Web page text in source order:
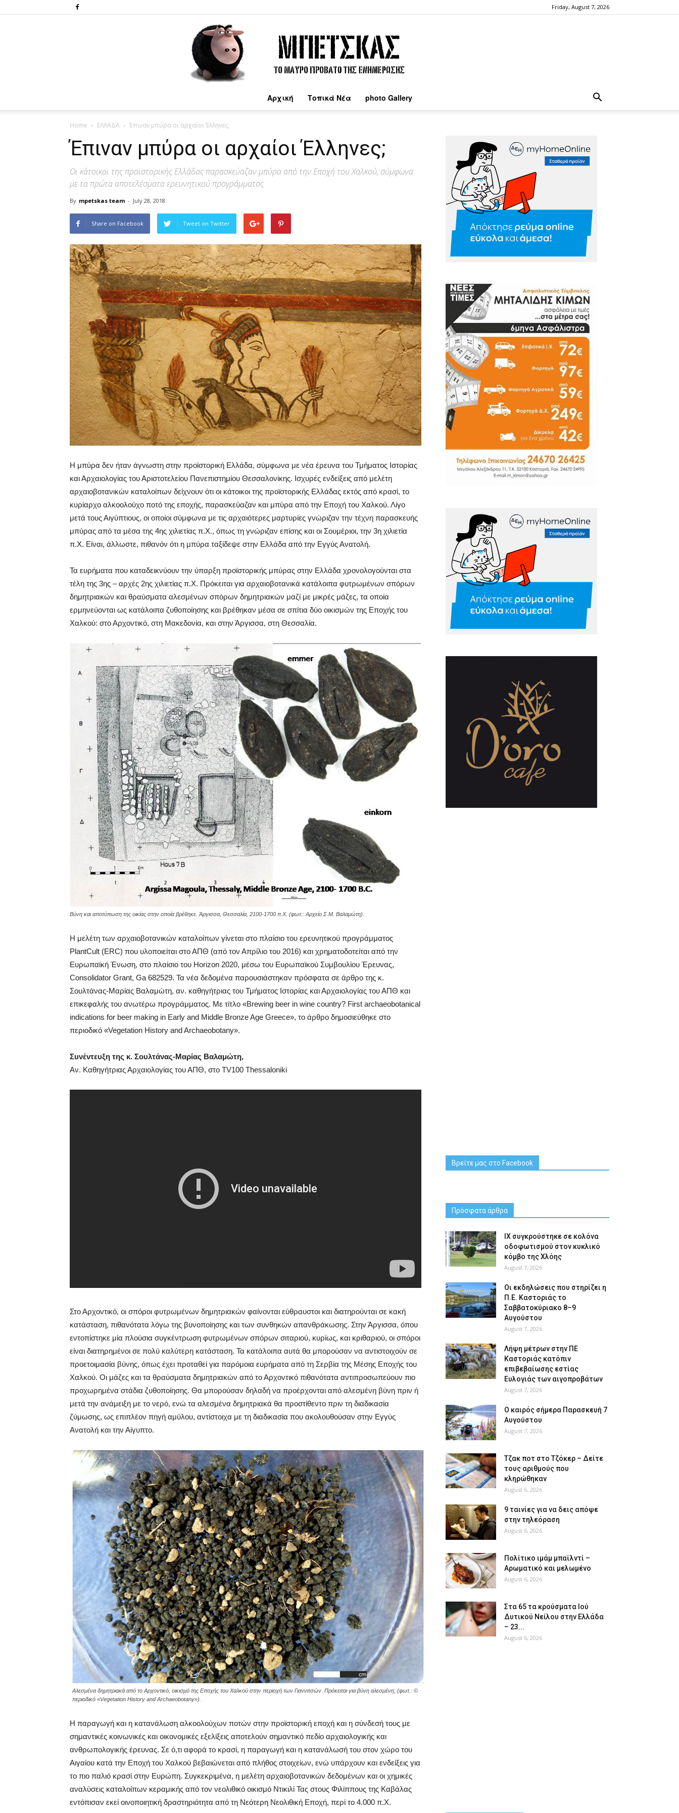
Friday, August 7, 2026
Αρχική Τοπικά Νέα photo Gallery
Home ΕΛΛΑΔΑ Έπιναν μπύρα οι αρχαίοι Έλληνες;
Έπιναν μπύρα οι αρχαίοι Έλληνες;
Οι κάτοικοι της προϊστορικής Ελλάδας παρασκεύαζαν μπύρα από την Εποχή του Χαλκού, σύμφωνα
με τα πρώτα αποτελέσματα ερευνητικού προγράμματος
By mpetskas team - July 28, 2018
Share on Facebook Tweet on Twitter
Η μπύρα δεν ήταν άγνωστη στην προϊστορική Ελλάδα, σύμφωνα με νέα έρευνα του Τμήματος Ιστορίας
και Αρχαιολογίας του Αριστοτελείου Πανεπιστημίου Θεσσαλονίκης. Ισχυρές ενδείξεις από μελέτη
αρχαιοβοτανικών καταλοίπων δείχνουν ότι οι κάτοικοι της προϊστορικής Ελλάδας εκτός από κρασί, το
κυρίαρχο αλκοολούχο ποτό της εποχής, παρασκεύαζαν και μπύρα από την Εποχή του Χαλκού. Λίγο
μετά τους Αιγύπτιους, οι οποίοι σύμφωνα με τις αρχαιότερες μαρτυρίες γνώριζαν την τέχνη παρασκευής
μπύρας από τα μέσα της 4ης χιλιετίας π.Χ., όπως τη γνώριζαν επίσης και οι Σουμέριοι, την 3η χιλιετία
π.Χ. Είναι, άλλωστε, πιθανόν ότι η μπύρα ταξίδεψε στην Ελλάδα από την Εγγύς Ανατολή.
Τα ευρήματα που καταδεικνύουν την ύπαρξη προϊστορικής μπύρας στην Ελλάδα χρονολογούνται στα
τέλη της 3ης – αρχές 2ης χιλιετίας π.Χ. Πρόκειται για αρχαιοβοτανικά κατάλοιπα φυτρωμένων σπόρων
δημητριακών και θραύσματα αλεσμένων σπόρων δημητριακών μαζί με μικρές μάζες, τα οποία
ερμηνεύονται ως κατάλοιπα ζυθοποίησης και βρέθηκαν μέσα σε σπίτια δύο οικισμών της Εποχής του
Χαλκού: στο Αρχοντικό, στη Μακεδονία, και στην Άργισσα, στη Θεσσαλία.
Βύνη και αποτύπωση της οικίας στην οποία βρέθηκε. Άργισσα, Θεσσαλία, 2100-1700 π.Χ. (φωτ.: Αρχείο Σ.Μ. Βαλαμώτη).
Η μελέτη των αρχαιοβοτανικών καταλοίπων γίνεται στο πλαίσιο του ερευνητικού προγράμματος
PlantCult (ERC) που υλοποιείται στο ΑΠΘ (από τον Απρίλιο του 2016) και χρηματοδοτείται από την
Ευρωπαϊκή Ένωση, στο πλαίσιο του Horizon 2020, μέσω του Ευρωπαϊκού Συμβουλίου Έρευνας,
Consolidator Grant, Ga 682529. Τα νέα δεδομένα παρουσιάστηκαν πρόσφατα σε άρθρο της κ.
Σουλτάνας-Μαρίας Βαλαμώτη, αν. καθηγήτριας του Τμήματος Ιστορίας και Αρχαιολογίας του ΑΠΘ και
επικεφαλής του ανωτέρω προγράμματος. Με τίτλο «Brewing beer in wine country? First archaeobotanical
indications for beer making in Early and Middle Bronze Age Greece», το άρθρο δημοσιεύθηκε στο
περιοδικό «Vegetation History and Archaeobotany».
Συνέντευξη της κ. Σουλτάνας-Μαρίας Βαλαμώτη,
Αν. Καθηγήτριας Αρχαιολογίας του ΑΠΘ, στο TV100 Thessaloniki
Στο Αρχοντικό, οι σπόροι φυτρωμένων δημητριακών φαίνονται εύθραυστοι και διατηρούνται σε κακή
κατάσταση, πιθανότατα λόγω της βυνοποίησης και των συνθηκών απανθράκωσης. Στην Άργισσα, όπου
εντοπίστηκε μία πλούσια συγκέντρωση φυτρωμένων σπόρων σιταριού, κυρίως, και κριθαριού, οι σπόροι
είναι διατηρημένοι σε πολύ καλύτερη κατάσταση. Τα κατάλοιπα αυτά θα μπορούσαν να αντιστοιχούν σε
προετοιμασία βύνης, όπως έχει προταθεί για παρόμοια ευρήματα από τη Σερβία της Μέσης Εποχής του
Χαλκού. Οι μάζες και τα θραύσματα δημητριακών από το Αρχοντικό πιθανότατα αντιπροσωπεύουν πιο
προχωρημένα στάδια ζυθοποίησης. Θα μπορούσαν δηλαδή να προέρχονται από αλεσμένη βύνη πριν ή
μετά την ανάμειξη με το νερό, ενώ τα αλεσμένα δημητριακά θα προστίθεντο πριν τη διαδικασία
ζύμωσης, ως επιπλέον πηγή αμύλου, αντίστοιχα με τη διαδικασία που ακολουθούσαν στην Εγγύς
Ανατολή και την Αίγυπτο.
Αλεσμένα δημητριακά από το Αρχοντικό, οικισμό της Εποχής του Χαλκού στην περιοχή των Γιαννιτσών. Πρόκειται για βύνη αλεσμένη; (φωτ.: ©
περιοδικό «Vegetation History and Archaeobotany»).
Η παραγωγή και η κατανάλωση αλκοολούχων ποτών στην προϊστορική εποχή και η σύνδεσή τους με
σημαντικές κοινωνικές και οικονομικές εξελίξεις αποτελούν σημαντικό πεδίο αρχαιολογικής και
ανθρωπολογικής έρευνας. Σε ό,τι αφορά το κρασί, η παραγωγή και η κατανάλωσή του στον χώρο του
Αιγαίου κατά την Εποχή του Χαλκού βεβαιώνεται από πλήθος στοιχείων, ενώ υπάρχουν και ενδείξεις για
το πιο παλιό κρασί στην Ευρώπη. Συγκεκριμένα, η μελέτη αρχαιοβοτανικών δεδομένων και οι χημικές
αναλύσεις καταλοίπων κεραμικής από τον νεολιθικό οικισμό Ντικιλί Τας στους Φιλίππους της Καβάλας
εντόπισαν εκεί οινοποιητική δραστηριότητα από τη Νεότερη Νεολιθική Εποχή, περί το 4.000 π.Χ.
Βρείτε μας στο Facebook
Πρόσφατα άρθρα
ΙΧ συγκρούστηκε σε κολόνα
οδοφωτισμού στον κυκλικό
κόμβο της Χλόης
August 7, 2026
Οι εκδηλώσεις που στηρίζει η
Π.Ε. Καστοριάς το
Σαββατοκύριακο 8–9
Αυγούστου
August 7, 2026
Λήψη μέτρων στην ΠΕ
Καστοριάς κατόπιν
επιβεβαίωσης εστίας
Ευλογιάς των αιγοπροβάτων
August 7, 2026
Ο καιρός σήμερα Παρασκευή 7
Αυγούστου
August 7, 2026
Tζακ ποτ στο Τζόκερ – Δείτε
τους αριθμούς που
κληρώθηκαν
August 6, 2026
9 ταινίες για να δεις απόψε
στην τηλεόραση
August 6, 2026
Πολίτικο ιμάμ μπαϊλντί –
Αρωματικό και μελωμένο
August 6, 2026
Στα 65 τα κρούσματα Ιού
Δυτικού Νείλου στην Ελλάδα
– 23...
August 6, 2026